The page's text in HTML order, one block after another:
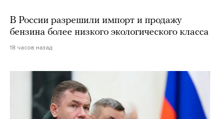
В России разрешили импорт и продажу
бензина более низкого экологического класса
18 часов назад